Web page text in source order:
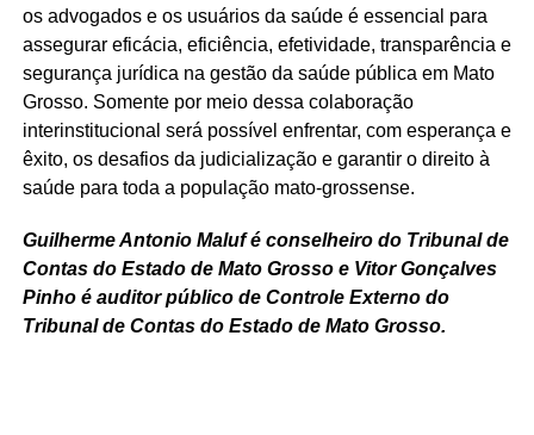
os advogados e os usuários da saúde é essencial para
assegurar eficácia, eficiência, efetividade, transparência e
segurança jurídica na gestão da saúde pública em Mato
Grosso. Somente por meio dessa colaboração
interinstitucional será possível enfrentar, com esperança e
êxito, os desafios da judicialização e garantir o direito à
saúde para toda a população mato-grossense.
Guilherme Antonio Maluf é conselheiro do Tribunal de
Contas do Estado de Mato Grosso e Vitor Gonçalves
Pinho é auditor público de Controle Externo do
Tribunal de Contas do Estado de Mato Grosso.